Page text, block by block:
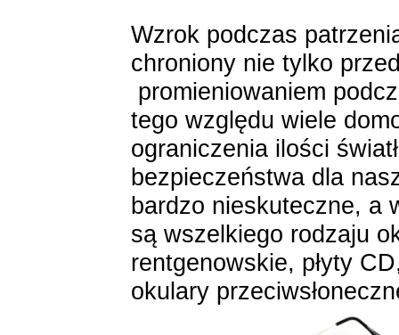
Wzrok podczas
chroniony nie tylko
promieniowaniem
tego względu wiele
ograniczenia ilości
bezpieczeństwa dla
bardzo nieskuteczne, a
są wszelkiego rodzaju
rentgenowskie, płyty
okulary